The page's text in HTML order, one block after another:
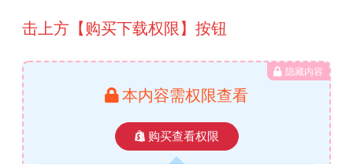
击上方【购买下载权限】按钮
隐藏内容
本内容需权限查看
购买查看权限